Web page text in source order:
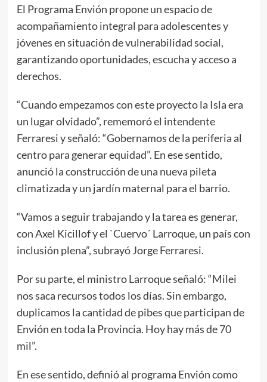
El Programa Envión propone un espacio de
acompañamiento integral para adolescentes y
jóvenes en situación de vulnerabilidad social,
garantizando oportunidades, escucha y acceso a
derechos.
“Cuando empezamos con este proyecto la Isla era
un lugar olvidado”, rememoró el intendente
Ferraresi y señaló: “Gobernamos de la periferia al
centro para generar equidad”. En ese sentido,
anunció la construcción de una nueva pileta
climatizada y un jardín maternal para el barrio.
“Vamos a seguir trabajando y la tarea es generar,
con Axel Kicillof y el `Cuervo´ Larroque, un país con
inclusión plena”, subrayó Jorge Ferraresi.
Por su parte, el ministro Larroque señaló: “Milei
nos saca recursos todos los días. Sin embargo,
duplicamos la cantidad de pibes que participan de
Envión en toda la Provincia. Hoy hay más de 70
mil”.
En ese sentido, definió al programa Envión como